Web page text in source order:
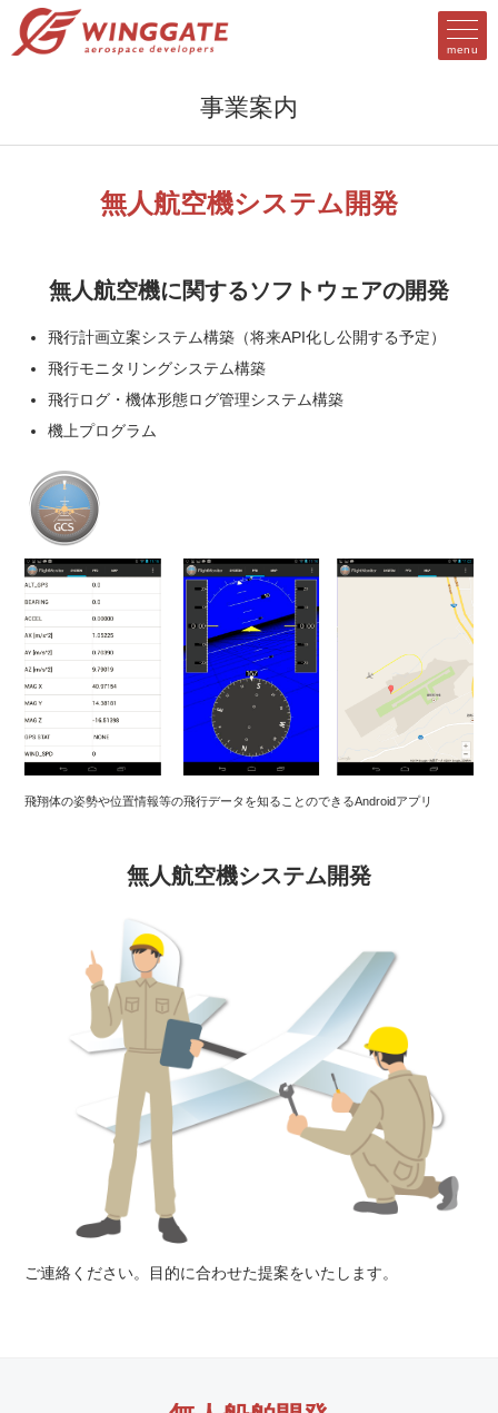
menu
事業案内
無人航空機システム開発
無人航空機に関するソフトウェアの開発
飛行計画立案システム構築（将来API化し公開する予定）
飛行モニタリングシステム構築
飛行ログ・機体形態ログ管理システム構築
機上プログラム
飛翔体の姿勢や位置情報等の飛行データを知ることのできるAndroidアプリ
無人航空機システム開発
ご連絡ください。目的に合わせた提案をいたします。